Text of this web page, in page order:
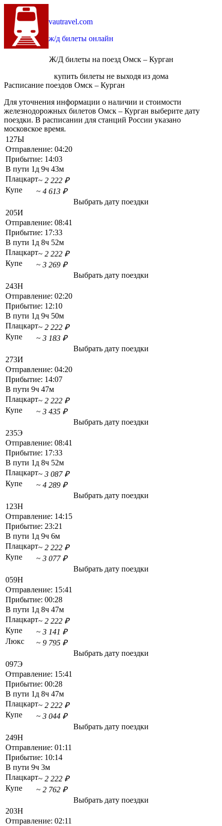
vautravel.com
ж/д билеты онлайн
Ж/Д билеты на поезд Омск – Курган
купить билеты не выходя из дома
Расписание поездов Омск – Курган
Для уточнения информации о наличии и стоимости
железнодорожных билетов Омск – Курган выберите дату
поездки. В расписании для станций России указано
московское время.
127Ы
Отправление: 04:20
Прибытие: 14:03
В пути 1д 9ч 43м
Плацкарт~ 2 222 ₽
Купе
~ 4 613 ₽
Выбрать дату поездки
205И
Отправление: 08:41
Прибытие: 17:33
В пути 1д 8ч 52м
Плацкарт~ 2 222 ₽
Купе
~ 3 269 ₽
Выбрать дату поездки
243Н
Отправление: 02:20
Прибытие: 12:10
В пути 1д 9ч 50м
Плацкарт~ 2 222 ₽
Купе
~ 3 183 ₽
Выбрать дату поездки
273И
Отправление: 04:20
Прибытие: 14:07
В пути 9ч 47м
Плацкарт~ 2 222 ₽
Купе
~ 3 435 ₽
Выбрать дату поездки
235Э
Отправление: 08:41
Прибытие: 17:33
В пути 1д 8ч 52м
Плацкарт~ 3 087 ₽
Купе
~ 4 289 ₽
Выбрать дату поездки
123Н
Отправление: 14:15
Прибытие: 23:21
В пути 1д 9ч 6м
Плацкарт~ 2 222 ₽
Купе
~ 3 077 ₽
Выбрать дату поездки
059Н
Отправление: 15:41
Прибытие: 00:28
В пути 1д 8ч 47м
Плацкарт~ 2 222 ₽
Купе
~ 3 141 ₽
Люкс
~ 9 795 ₽
Выбрать дату поездки
097Э
Отправление: 15:41
Прибытие: 00:28
В пути 1д 8ч 47м
Плацкарт~ 2 222 ₽
Купе
~ 3 044 ₽
Выбрать дату поездки
249Н
Отправление: 01:11
Прибытие: 10:14
В пути 9ч 3м
Плацкарт~ 2 222 ₽
Купе
~ 2 762 ₽
Выбрать дату поездки
203Н
Отправление: 02:11